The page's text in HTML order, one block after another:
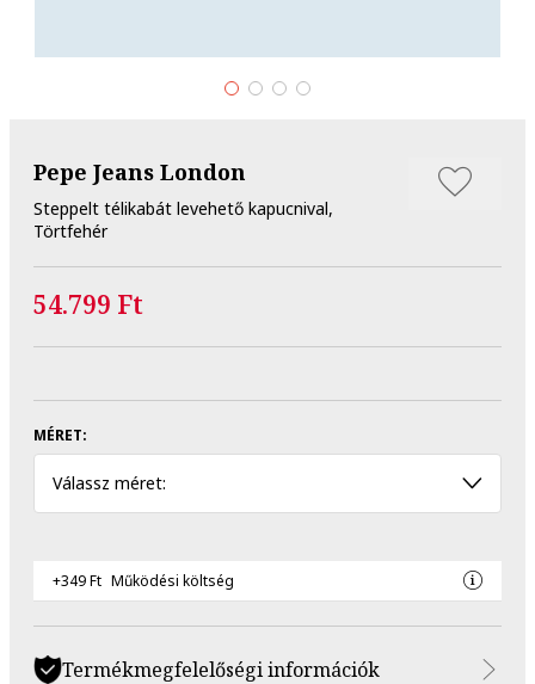
Pepe Jeans London
Steppelt télikabát levehető kapucnival,
Törtfehér
54.799 Ft
MÉRET:
Válassz méret:
+349 Ft Működési költség
Termékmegfelelőségi információk